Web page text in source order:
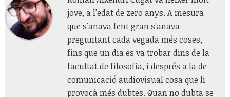
jove, a l'edat de zero anys. A mesura
que s'anava fent gran s'anava
preguntant cada vegada més coses,
fins que un dia es va trobar dins de la
facultat de filosofia, i després a la de
comunicació audiovisual cosa que li
provocà més dubtes. Quan no dubta se